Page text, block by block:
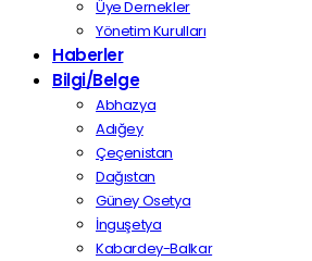
Üye Dernekler
Yönetim Kurulları
Haberler
Bilgi/Belge
Abhazya
Adığey
Çeçenistan
Dağıstan
Güney Osetya
İnguşetya
Kabardey-Balkar